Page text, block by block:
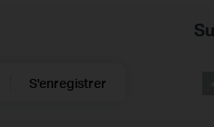
S'enregistrer